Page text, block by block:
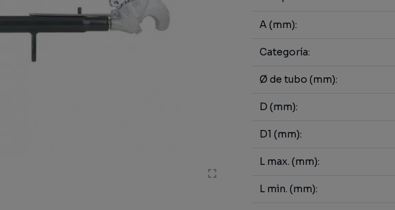
A (mm):
Categoría:
Ø de tubo (mm):
D (mm):
D1 (mm):
L max. (mm):
L min. (mm):